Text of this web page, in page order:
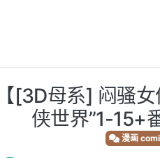
【[3D母系] 闷骚
侠世界”1-15+
漫画